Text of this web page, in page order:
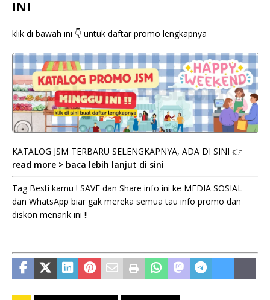
INI
klik di bawah ini 👇 untuk daftar promo lengkapnya
KATALOG JSM TERBARU SELENGKAPNYA, ADA DI SINI 👉
read more > baca lebih lanjut di sini
Tag Besti kamu ! SAVE dan Share info ini ke MEDIA SOSIAL
dan WhatsApp biar gak mereka semua tau info promo dan
diskon menarik ini !!